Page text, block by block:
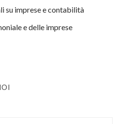
su imprese e contabilità
e delle imprese